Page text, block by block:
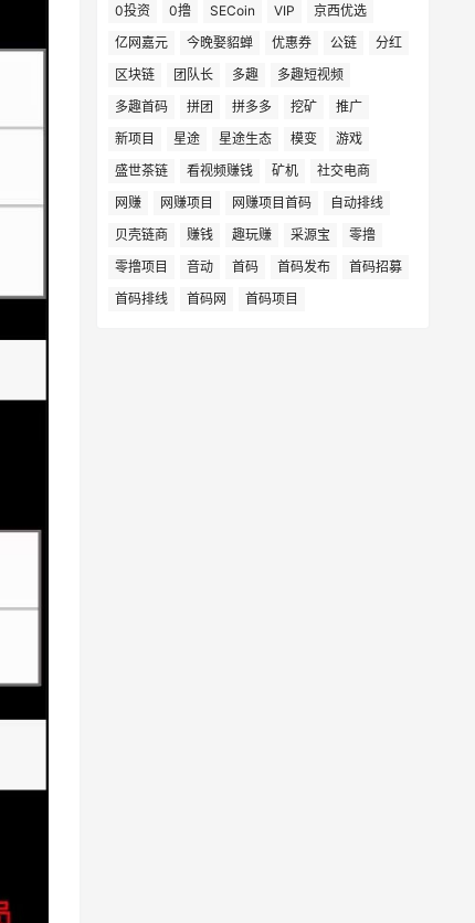
0投资 0撸 SECoin VIP
京西优选
亿网嘉元
今晚娶貂蝉 优惠券 公链
分红
区块链
团队长 多趣
多趣短视频
多趣首码
拼团 拼多多 挖矿
推广
新项目
星途 星途生态 模变
游戏
盛世茶链
看视频赚钱 矿机
社交电商
网赚
网赚项目 网赚项目首码
自动排线
贝壳链商
赚钱 趣玩赚 采源宝
零撸
零撸项目
音动 首码 首码发布
首码招募
首码排线
首码网 首码项目